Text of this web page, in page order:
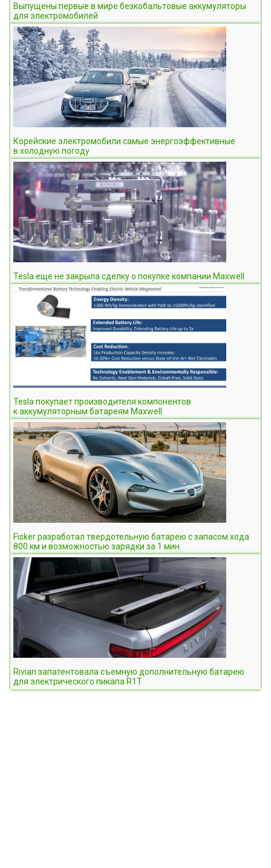
Выпущены первые в мире безкобальтовые аккумуляторы
для электромобилей
Корейские электромобили самые энергоэффективные
в холодную погоду
Tesla еще не закрыла сделку о покупке компании Maxwell
Tesla покупает производителя компонентов
к аккумуляторным батареям Maxwell
Fisker разработал твердотельную батарею с запасом хода
800 км и возможностью зарядки за 1 мин.
Rivian запатентовала съемную дополнительную батарею
для электрического пикапа R1T